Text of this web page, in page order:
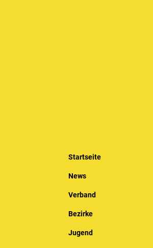
Startseite
News
Verband
Bezirke
Jugend